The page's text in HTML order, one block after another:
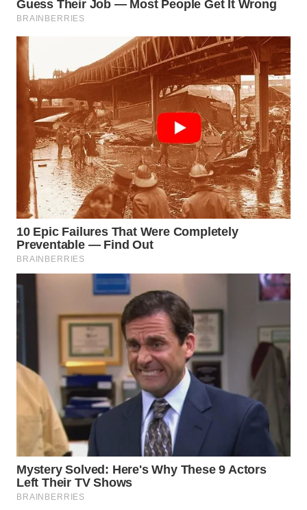
WN
TAPANULI
SELATAN
WN
TANJUNG
LESUNG
WN
KARO
WN
SIMALUNGUN
WN
LABUHANBATU
TAPANULI
TENGAH
WN DELI
SERDANG
WN
TEBING